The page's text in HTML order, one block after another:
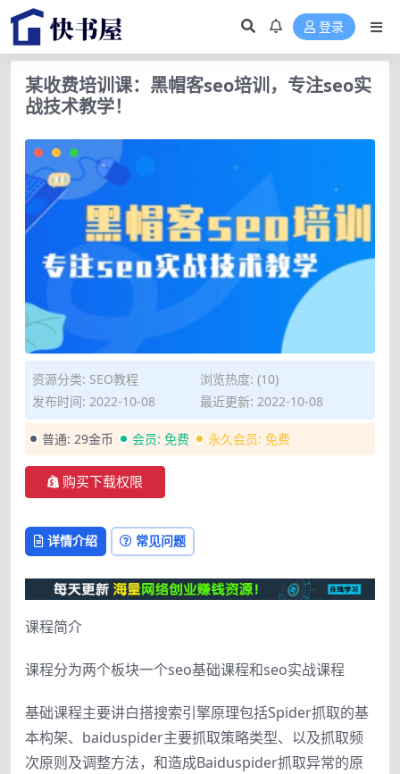
登录
某收费培训课：黑帽客seo培训，专注seo实
战技术教学！
资源分类: SEO教程
浏览热度: (10)
发布时间: 2022-10-08
最近更新: 2022-10-08
普通: 29金币 会员: 免费 永久会员: 免费
购买下载权限
详情介绍 常见问题
课程简介
课程分为两个板块一个seo基础课程和seo实战课程
基础课程主要讲白搭搜索引擎原理包括Spider抓取的基
本构架、baiduspider主要抓取策略类型、以及抓取频
次原则及调整方法，和造成Baiduspider抓取异常的原